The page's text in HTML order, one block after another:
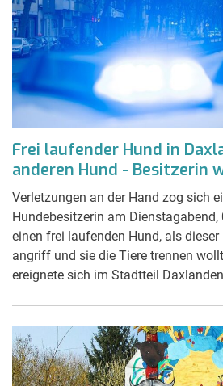
Frei laufender Hund in
anderen Hund - Besitzerin
Verletzungen an der Hand zog sich
Hundebesitzerin am
einen frei laufenden Hund, als dieser
angriff und sie die Tiere trennen
ereignete sich im Stadtteil